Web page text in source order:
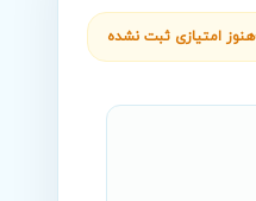
هنوز امتیازی ثبت نشده